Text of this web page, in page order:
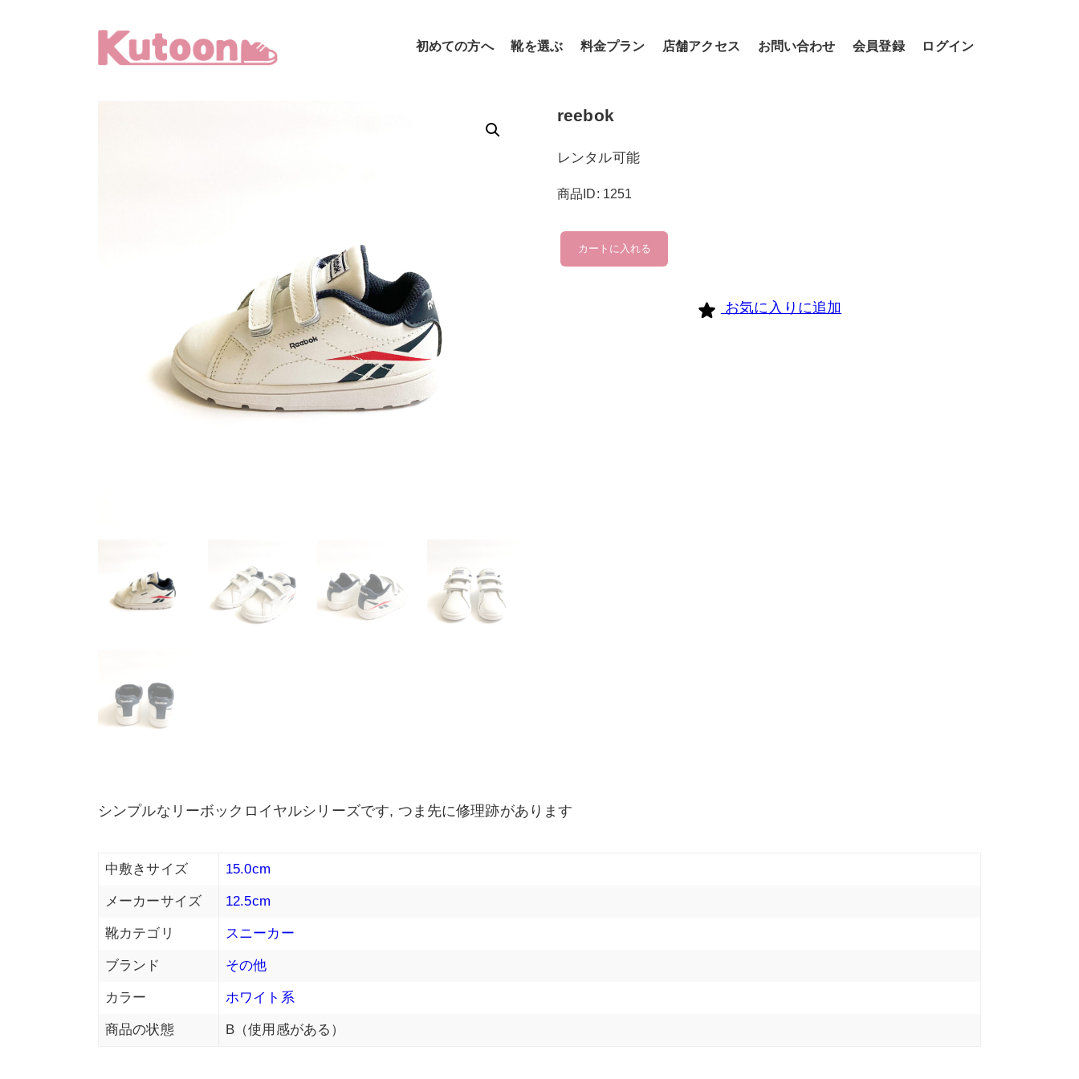
初めての方へ 靴を選ぶ 料金プラン 店舗アクセス お問い合わせ 会員登録 ログイン
reebok
レンタル可能
商品ID: 1251
reebok
個
カートに入れる
お気に入りに追加
シンプルなリーボックロイヤルシリーズです, つま先に修理跡があります
中敷きサイズ 15.0cm
メーカーサイズ 12.5cm
靴カテゴリ スニーカー
ブランド その他
カラー ホワイト系
商品の状態 B（使用感がある）